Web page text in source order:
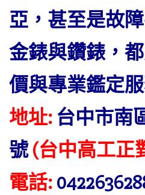
亞，甚至是故
金錶與鑽錶，
價與專業鑑定服
地址: 台中市南
號(台中高工正
電話: